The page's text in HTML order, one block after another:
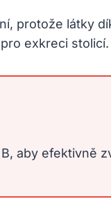
protože látky
exkreci stolicí.
aby efektivně